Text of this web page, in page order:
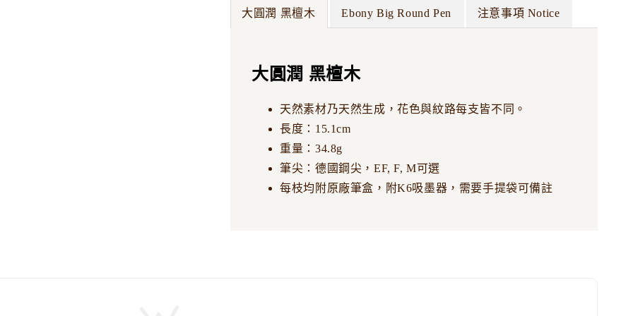
大圓潤 黑檀木 Ebony Big Round Pen 注意事項 Notice
大圓潤 黑檀木
天然素材乃天然生成，花色與紋路每支皆不同。
長度：15.1cm
重量：34.8g
筆尖：德國鋼尖，EF, F, M可選
每枝均附原廠筆盒，附K6吸墨器，需要手提袋可備註